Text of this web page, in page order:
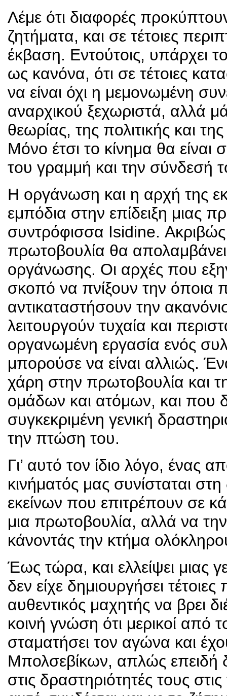
Λέμε ότι διαφορές
ζητήματα, και σε τέτοιες
έκβαση. Εντούτοις, υπάρχει
ως κανόνα, ότι σε τέτοιες
να είναι όχι η μεμονωμένη
αναρχικού ξεχωριστά, αλλά
θεωρίας, της πολιτικής και
Μόνο έτσι το κίνημα θα είναι
του γραμμή και την σύνδεσή
Η οργάνωση και η αρχή της
εμπόδια στην επίδειξη μιας
συντρόφισσα Isidine. Ακριβώς
πρωτοβουλία θα
οργάνωσης. Οι αρχές που
σκοπό να πνίξουν την όποια
αντικαταστήσουν την
λειτουργούν τυχαία και
οργανωμένη εργασία ενός
μπορούσε να είναι αλλιώς.
χάρη στην πρωτοβουλία και
ομάδων και ατόμων, και που
συγκεκριμένη γενική
την πτώση του.
Γι’ αυτό τον ίδιο λόγο, ένας
κινήματός μας συνίσταται
εκείνων που επιτρέπουν σε
μια πρωτοβουλία, αλλά να την
κάνοντάς την κτήμα
Έως τώρα, και ελλείψει μιας
δεν είχε δημιουργήσει
αυθεντικός μαχητής να βρει
κοινή γνώση ότι μερικοί από
σταματήσει τον αγώνα και
Μπολσεβίκων, απλώς επειδή
στις δραστηριότητές τους